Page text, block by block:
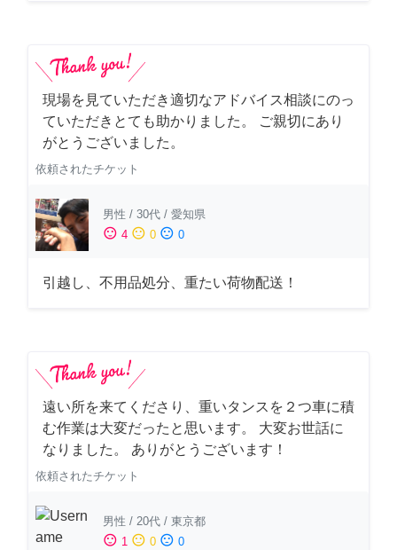
現場を見ていただき適切なアドバイス相談にのっ
ていただきとても助かりました。 ご親切にあり
がとうございました。
依頼されたチケット
男性 / 30代 / 愛知県
sentiment_satisfied 4 sentiment_neutral 0 sentiment_dissatisfied 0
引越し、不用品処分、重たい荷物配送！
遠い所を来てくださり、重いタンスを２つ車に積
む作業は大変だったと思います。 大変お世話に
なりました。 ありがとうございます！
依頼されたチケット
男性 / 20代 / 東京都
sentiment_satisfied 1 sentiment_neutral 0 sentiment_dissatisfied 0